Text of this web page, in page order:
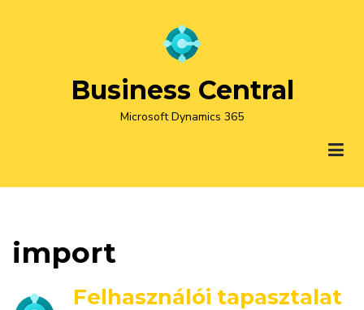
Business Central
Microsoft Dynamics 365
import
Felhasználói tapasztalat